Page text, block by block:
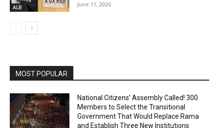
ALB June 11, 2026
MOST POPULAR
National Citizens’ Assembly Called! 300
Members to Select the Transitional
Government That Would Replace Rama
and Establish Three New Institutions